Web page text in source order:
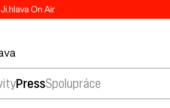
Ji.hlava On Air
PressSpolupráce